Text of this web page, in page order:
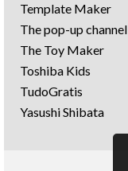
Template Maker
The pop-up channel
The Toy Maker
Toshiba Kids
TudoGratis
Yasushi Shibata